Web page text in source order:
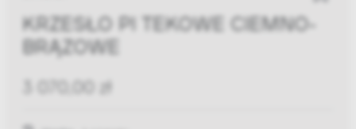
KRZESŁO PI TEKOWE CIEMNO-
BRĄZOWE
3 070,00 zł